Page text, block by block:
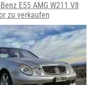
E55 AMG W211 V8
zu verkaufen